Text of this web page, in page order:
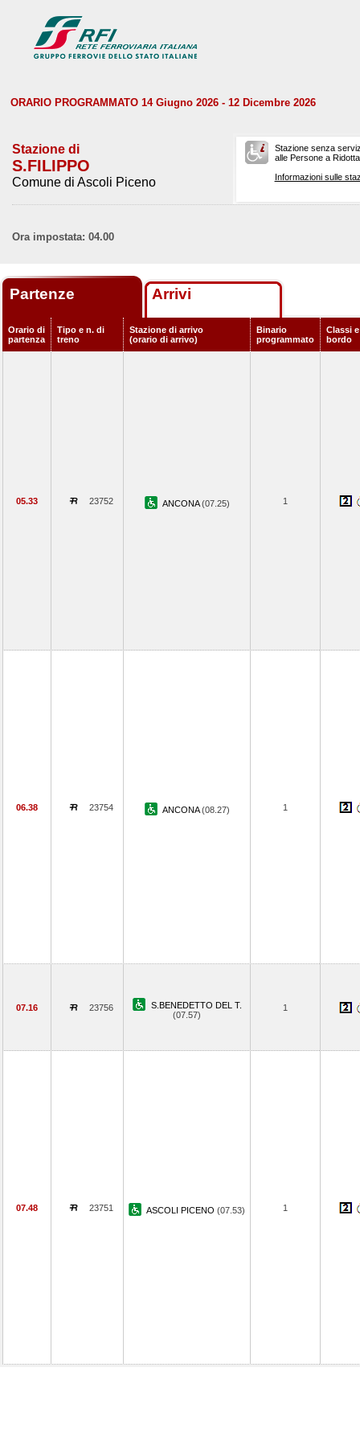
ORARIO PROGRAMMATO 14 Giugno 2026 - 12 Dicembre 2026
Stazione di
S.FILIPPO
Comune di Ascoli Piceno
Stazione senza
alle Persone a
Informazioni sulle
Ora impostata: 04.00
Partenze Arrivi
Orario di
partenza
Tipo e n. di
treno
Stazione di arrivo
(orario di arrivo)
Binario
programmato
Classi
bordo
05.33 23752 ANCONA(07.25) 1
06.38 23754 ANCONA(08.27) 1
07.16 23756
S.BENEDETTO DEL T.
(07.57)
1
07.48 23751 ASCOLI PICENO (07.53) 1